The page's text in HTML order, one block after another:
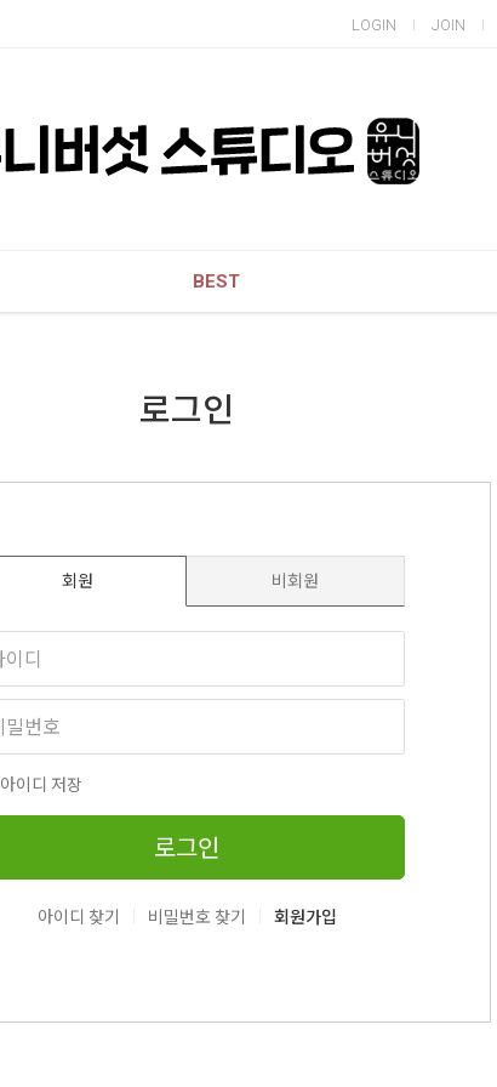
LOGIN JOIN
BEST
로그인
회원 비회원
아이디 저장
로그인
아이디 찾기 비밀번호 찾기 회원가입